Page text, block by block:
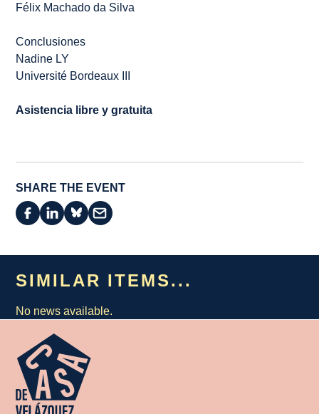
Félix Machado da Silva
Conclusiones
Nadine LY
Université Bordeaux III
Asistencia libre y gratuita
SHARE THE EVENT
SIMILAR ITEMS...
No news available.